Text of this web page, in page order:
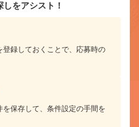
をアシスト！
登録しておくことで、応募時の
保存して、条件設定の手間を